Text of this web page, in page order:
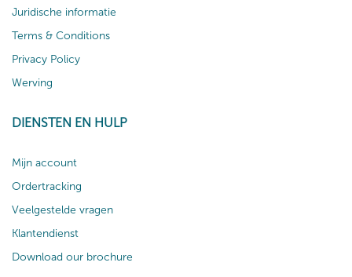
Juridische informatie
Terms & Conditions
Privacy Policy
Werving
DIENSTEN EN HULP
Mijn account
Ordertracking
Veelgestelde vragen
Klantendienst
Download our brochure